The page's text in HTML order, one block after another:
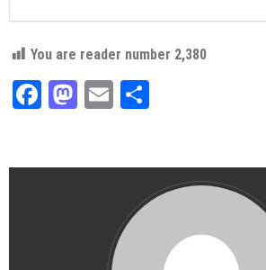
You are reader number 2,380
Facebook
Mastodon
Email